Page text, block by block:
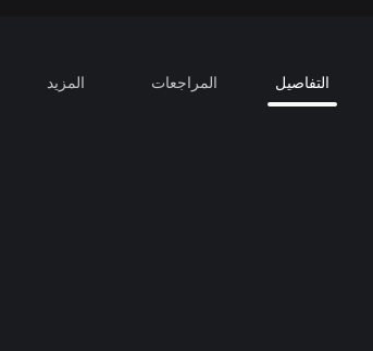
التفاصيل المراجعات المزيد